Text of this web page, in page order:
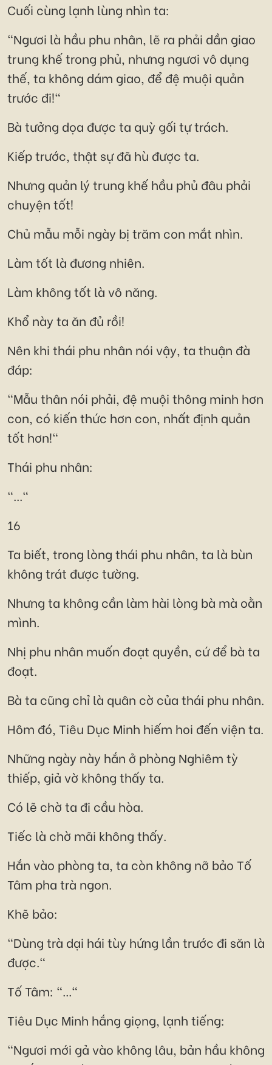
Cuối cùng lạnh lùng nhìn ta:
"Ngươi là hầu phu nhân, lẽ ra phải dần giao
trung khế trong phủ, nhưng ngươi vô dụng
thế, ta không dám giao, để đệ muội quản
trước đi!"
Bà tưởng dọa được ta quỳ gối tự trách.
Kiếp trước, thật sự đã hù được ta.
Nhưng quản lý trung khế hầu phủ đâu phải
chuyện tốt!
Chủ mẫu mỗi ngày bị trăm con mắt nhìn.
Làm tốt là đương nhiên.
Làm không tốt là vô năng.
Khổ này ta ăn đủ rồi!
Nên khi thái phu nhân nói vậy, ta thuận đà
đáp:
"Mẫu thân nói phải, đệ muội thông minh hơn
con, có kiến thức hơn con, nhất định quản
tốt hơn!"
Thái phu nhân:
"..."
16
Ta biết, trong lòng thái phu nhân, ta là bùn
không trát được tường.
Nhưng ta không cần làm hài lòng bà mà oằn
mình.
Nhị phu nhân muốn đoạt quyền, cứ để bà ta
đoạt.
Bà ta cũng chỉ là quân cờ của thái phu nhân.
Hôm đó, Tiêu Dục Minh hiếm hoi đến viện ta.
Những ngày này hắn ở phòng Nghiêm tỳ
thiếp, giả vờ không thấy ta.
Có lẽ chờ ta đi cầu hòa.
Tiếc là chờ mãi không thấy.
Hắn vào phòng ta, ta còn không nỡ bảo Tố
Tâm pha trà ngon.
Khẽ bảo:
"Dùng trà dại hái tùy hứng lần trước đi săn là
được."
Tố Tâm: "..."
Tiêu Dục Minh hắng giọng, lạnh tiếng:
"Ngươi mới gả vào không lâu, bản hầu không